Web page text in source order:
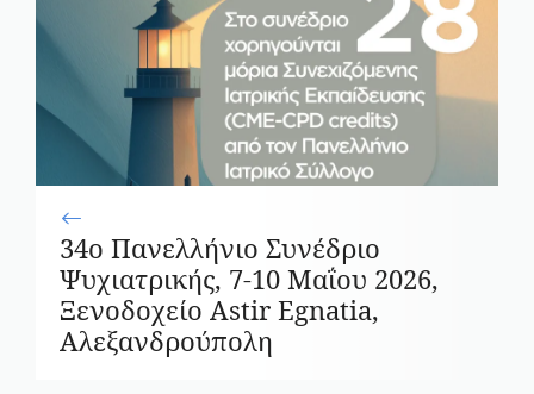
34ο Πανελλήνιο Συνέδριο
Ψυχιατρικής, 7-10 Μαΐου 2026,
Ξενοδοχείο Astir Egnatia,
Αλεξανδρούπολη